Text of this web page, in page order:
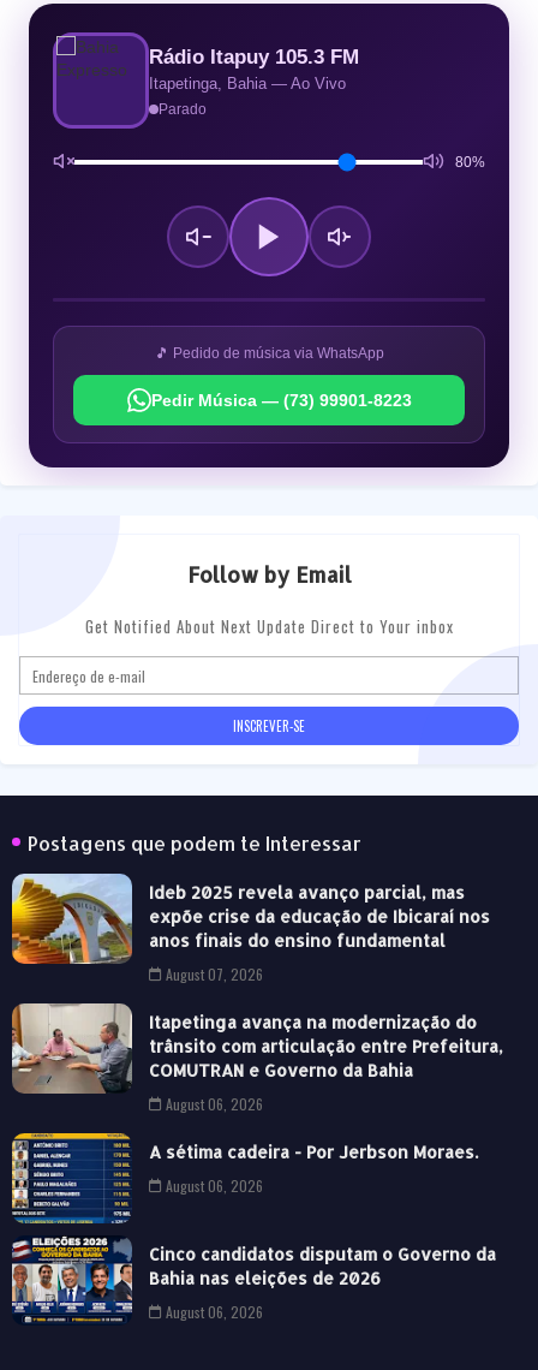
Rádio Itapuy 105.3 FM
Itapetinga, Bahia — Ao Vivo
Parado
80%
🎵 Pedido de música via WhatsApp
Pedir Música — (73) 99901-8223
Follow by Email
Get Notified About Next Update Direct to Your inbox
Postagens que podem te Interessar
Ideb 2025 revela avanço parcial, mas
expõe crise da educação de Ibicaraí nos
anos finais do ensino fundamental
August 07, 2026
Itapetinga avança na modernização do
trânsito com articulação entre Prefeitura,
COMUTRAN e Governo da Bahia
August 06, 2026
A sétima cadeira - Por Jerbson Moraes.
August 06, 2026
Cinco candidatos disputam o Governo da
Bahia nas eleições de 2026
August 06, 2026